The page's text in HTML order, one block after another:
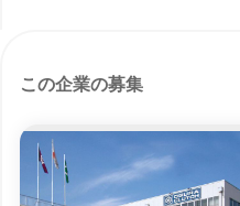
この企業の募集